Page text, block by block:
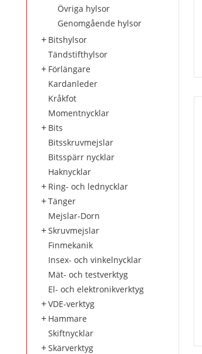
Övriga hylsor
Genomgående hylsor
Bitshylsor
Tändstifthylsor
Förlängare
Kardanleder
Kråkfot
Momentnycklar
Bits
Bitsskruvmejslar
Bitsspärr nycklar
Haknycklar
Ring- och lednycklar
Tänger
Mejslar-Dorn
Skruvmejslar
Finmekanik
Insex- och vinkelnycklar
Mät- och testverktyg
El- och elektronikverktyg
VDE-verktyg
Hammare
Skiftnycklar
Skärverktyg